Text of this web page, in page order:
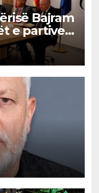
Bajram
e partive